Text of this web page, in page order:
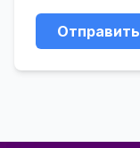
Отправить